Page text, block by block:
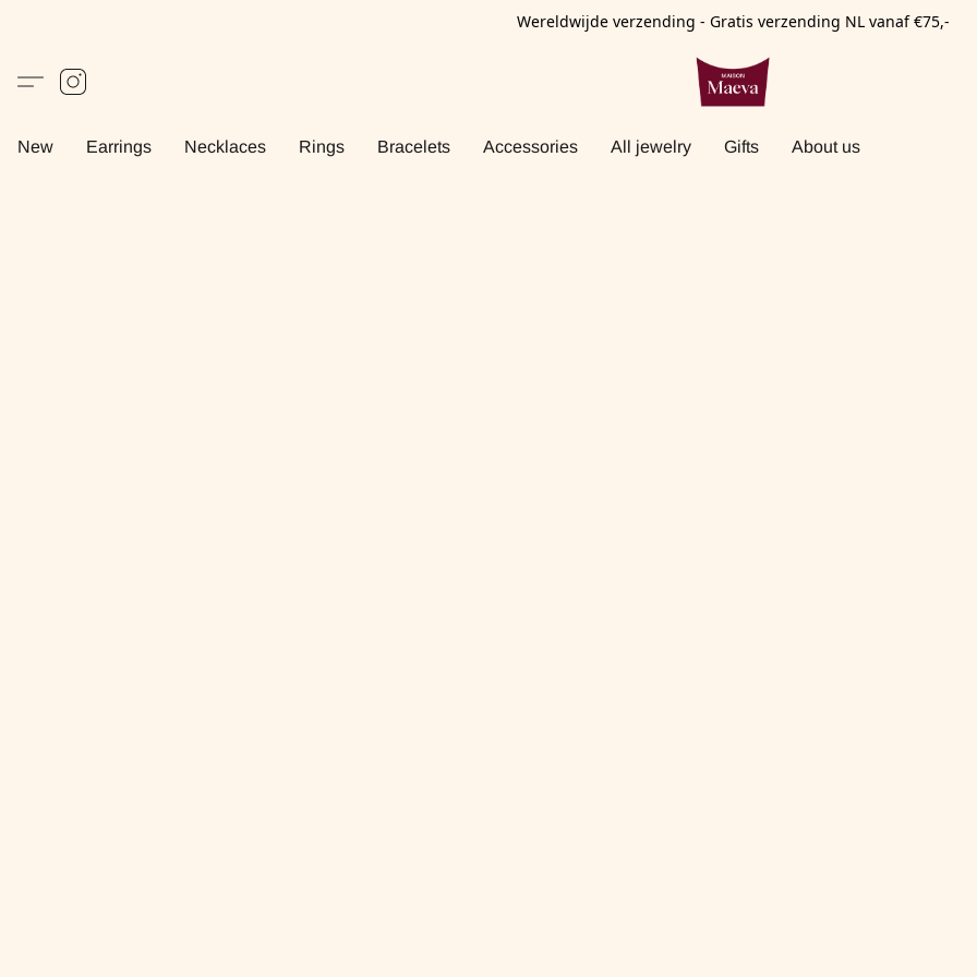
Wereldwijde verzending - Gratis verzending NL vanaf €75,-
New Earrings Necklaces Rings Bracelets Accessories All jewelry Gifts About us